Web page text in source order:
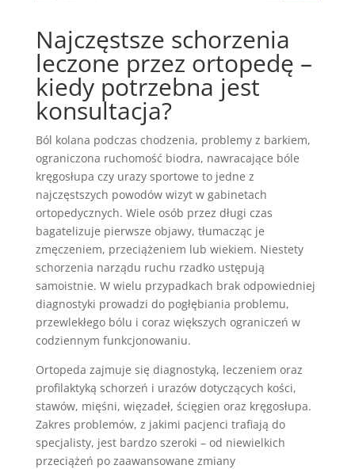
Najczęstsze schorzenia
leczone przez ortopedę –
kiedy potrzebna jest
konsultacja?
Ból kolana podczas chodzenia, problemy z barkiem,
ograniczona ruchomość biodra, nawracające bóle
kręgosłupa czy urazy sportowe to jedne z
najczęstszych powodów wizyt w gabinetach
ortopedycznych. Wiele osób przez długi czas
bagatelizuje pierwsze objawy, tłumacząc je
zmęczeniem, przeciążeniem lub wiekiem. Niestety
schorzenia narządu ruchu rzadko ustępują
samoistnie. W wielu przypadkach brak odpowiedniej
diagnostyki prowadzi do pogłębiania problemu,
przewlekłego bólu i coraz większych ograniczeń w
codziennym funkcjonowaniu.
Ortopeda zajmuje się diagnostyką, leczeniem oraz
profilaktyką schorzeń i urazów dotyczących kości,
stawów, mięśni, więzadeł, ścięgien oraz kręgosłupa.
Zakres problemów, z jakimi pacjenci trafiają do
specjalisty, jest bardzo szeroki – od niewielkich
przeciążeń po zaawansowane zmiany